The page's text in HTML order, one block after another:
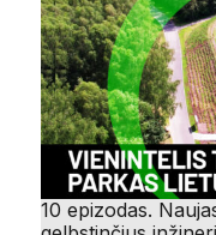
10 epizodas.